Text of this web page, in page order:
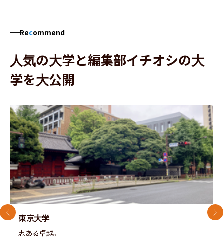
Recommend
人気の大学と編集部イチオシの大
学を大公開
東京大学
志ある卓越。
前のスライド 次